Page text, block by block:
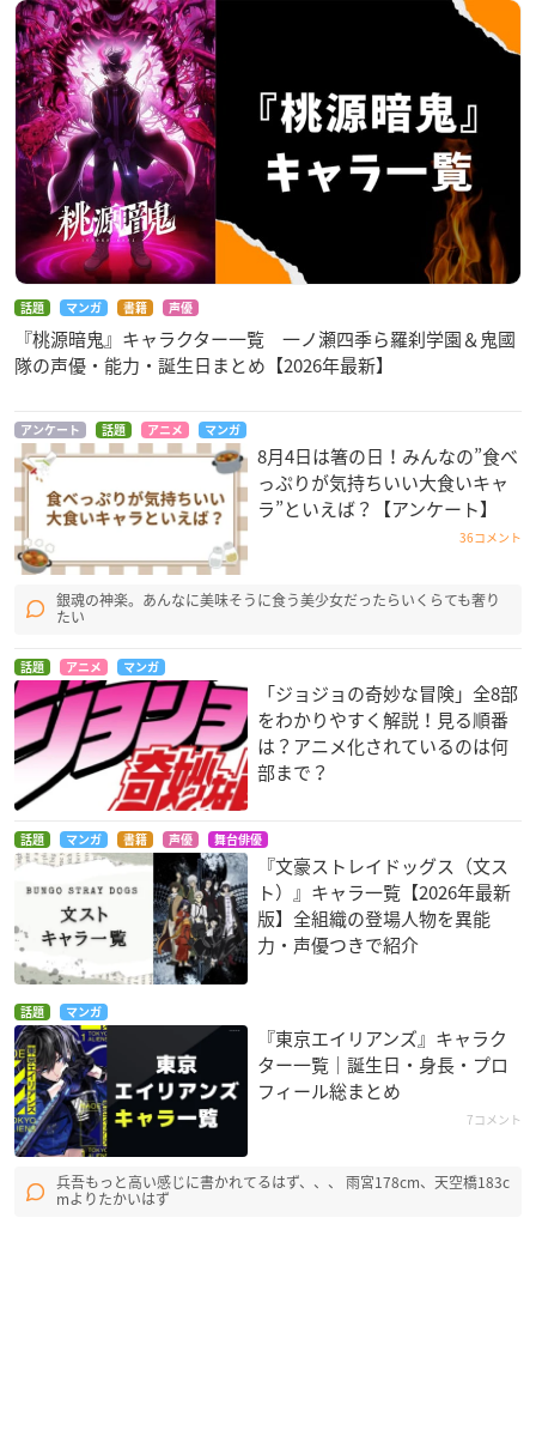
話題 マンガ 書籍 声優
『桃源暗鬼』キャラクター一覧 一ノ瀬四季ら羅刹学園＆鬼國
隊の声優・能力・誕生日まとめ【2026年最新】
アンケート 話題 アニメ マンガ
8月4日は箸の日！みんなの”食べ
っぷりが気持ちいい大食いキャ
ラ”といえば？【アンケート】
36コメント
銀魂の神楽。あんなに美味そうに食う美少女だったらいくらても奢り
たい
話題 アニメ マンガ
「ジョジョの奇妙な冒険」全8部
をわかりやすく解説！見る順番
は？アニメ化されているのは何
部まで？
話題 マンガ 書籍 声優 舞台俳優
『文豪ストレイドッグス（文ス
ト）』キャラ一覧【2026年最新
版】全組織の登場人物を異能
力・声優つきで紹介
話題 マンガ
『東京エイリアンズ』キャラク
ター一覧｜誕生日・身長・プロ
フィール総まとめ
7コメント
兵吾もっと高い感じに書かれてるはず、、、 雨宮178cm、天空橋183c
mよりたかいはず